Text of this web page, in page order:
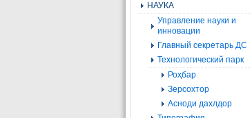
НАУКА
Управление науки и
инновации
Главный секретарь ДС
Технологический парк
Роҳбар
Зерсохтор
Асноди дахлдор